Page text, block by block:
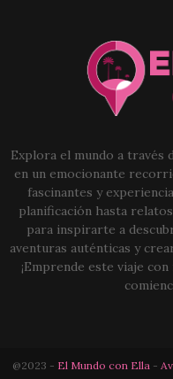
Explora el mundo a través
en un emocionante
fascinantes y
planificación hasta
para inspirarte a
aventuras auténticas y
¡Emprende este viaje
@2023 - El Mundo con Ella -